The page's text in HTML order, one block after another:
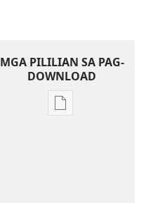
MGA PILILIAN SA PAG-
DOWNLOAD
Mga